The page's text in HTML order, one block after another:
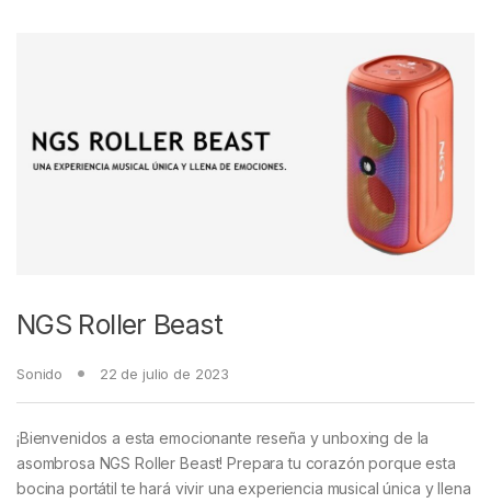
NGS Roller Beast
Sonido 22 de julio de 2023
¡Bienvenidos a esta emocionante reseña y unboxing de la
asombrosa NGS Roller Beast! Prepara tu corazón porque esta
bocina portátil te hará vivir una experiencia musical única y llena